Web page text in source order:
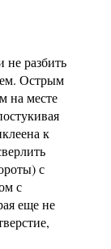
не разбить
Острым
на месте
к
с
с
еще не